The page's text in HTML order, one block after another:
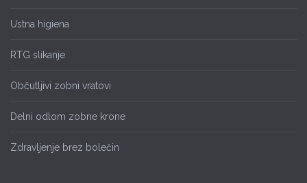
Ustna higiena
RTG slikanje
Občutljivi zobni vratovi
Delni odlom zobne krone
Zdravljenje brez bolečin